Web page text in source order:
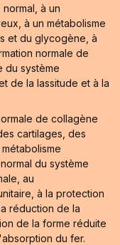
à un
à un métabolisme
et du glycogène, à
normale de
du système
de la lassitude et à la
de collagène
cartilages, des
du système
au
à la protection
réduction de la
de la forme réduite
du fer.